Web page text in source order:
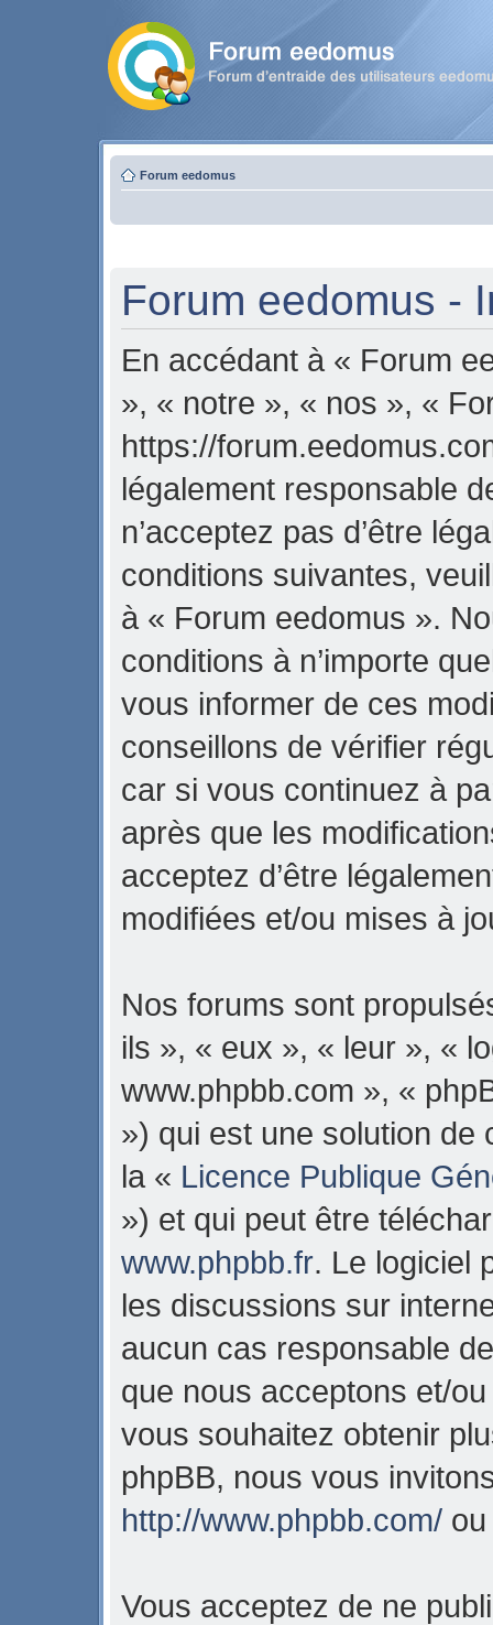
Forum eedomus
Forum eedomus -
En accédant à « Forum
», « notre », « nos », «
https://
légalement responsable
n’acceptez pas d’être
conditions suivantes,
à « Forum eedomus ».
conditions à n’importe
vous informer de ces
conseillons de vérifier
car si vous continuez à
après que les
acceptez d’être
modifiées et/ou mises à
Nos forums sont
ils », « eux », « leur », «
www.phpbb.com », «
») qui est une solution de
la « Licence Publique
») et qui peut être
www.phpbb.fr. Le logiciel
les discussions sur
aucun cas responsable
que nous acceptons et/
vous souhaitez obtenir
phpBB, nous vous
http://www.phpbb.com/
Vous acceptez de ne